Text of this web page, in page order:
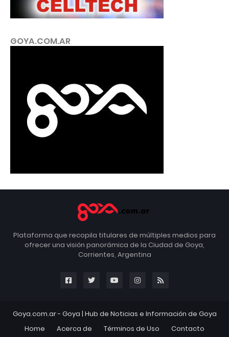
GOYA.COM.AR
Plataforma que recopila titulares de múltiples medios para
ofrecer una visión panorámica de la Ciudad de Goya,
Corrientes, Argentina
Goya.com.ar - Goya | Hub de Noticias e Información de Goya
Home
Acerca de Términos de Uso Contacto